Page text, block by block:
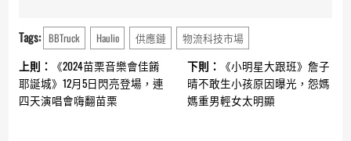
Tags: BBTruck Haulio 供應鏈 物流科技市場
Continue
Reading
上則： 《2024苗栗音樂會佳餚
耶誕城》12月5日閃亮登場，連
四天演唱會嗨翻苗栗
下則： 《小明星大跟班》詹子
晴不敢生小孩原因曝光，怨媽
媽重男輕女太明顯